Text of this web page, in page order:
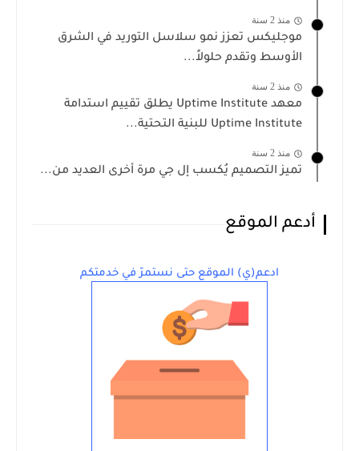
منذ 2 سنة
موجليكس تعزز نمو سلاسل التوريد في الشرق
الأوسط وتقدم حلولاً...
منذ 2 سنة
معهد Uptime Institute يطلق تقييم استدامة
Uptime Institute للبنية التحتية...
منذ 2 سنة
تميز التصميم يُكسب إل جي مرة أخرى العديد من...
أدعم الموقع
ادعم(ي) الموقع حتى نستمرّ في خدمتكم